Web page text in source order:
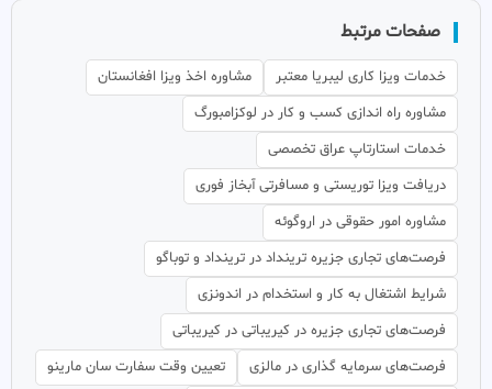
صفحات مرتبط
خدمات ویزا کاری لیبریا معتبر
مشاوره اخذ ویزا افغانستان
مشاوره راه اندازی کسب و کار در لوکزامبورگ
خدمات استارتاپ عراق تخصصی
دریافت ویزا توریستی و مسافرتی آبخاز فوری
مشاوره امور حقوقی در اروگوئه
فرصت‌های تجاری جزیره ترینداد در ترینداد‌ و توباگو
شرایط اشتغال به کار و استخدام در اندونزی
فرصت‌های تجاری جزیره در کیریباتی در کیریباتی
فرصت‌های سرمایه گذاری در مالزی
تعیین وقت سفارت سان مارینو